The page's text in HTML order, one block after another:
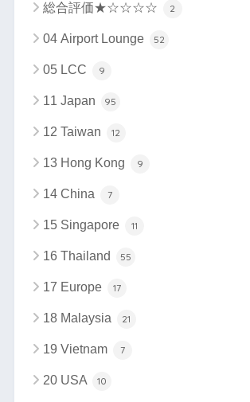
総合評価★☆☆☆☆ 2
04 Airport Lounge 52
05 LCC 9
11 Japan 95
12 Taiwan 12
13 Hong Kong 9
14 China 7
15 Singapore 11
16 Thailand 55
17 Europe 17
18 Malaysia 21
19 Vietnam 7
20 USA 10